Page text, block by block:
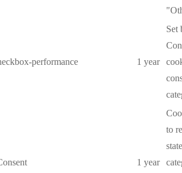
performance 1 year
Set
1 year
to